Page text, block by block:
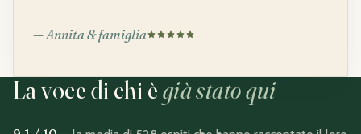
—Annita & famiglia
La voce di chi ègià stato qui